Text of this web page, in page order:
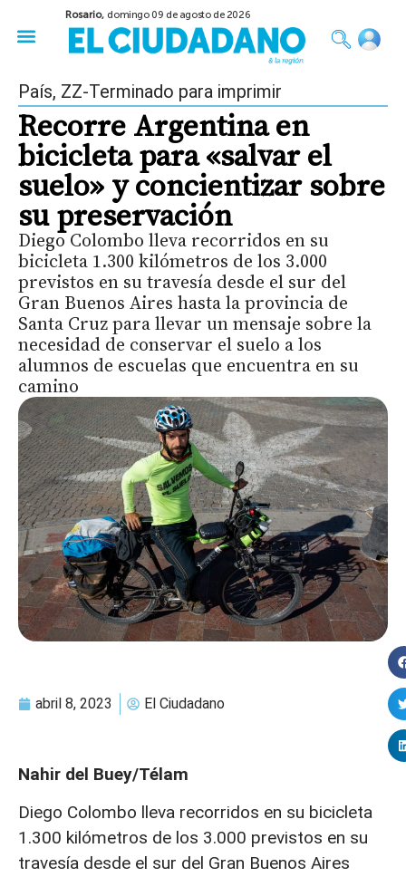
Rosario, domingo 09 de agosto de 2026
País, ZZ-Terminado para imprimir
Recorre Argentina en
bicicleta para «salvar el
suelo» y concientizar sobre
su preservación
Diego Colombo lleva recorridos en su
bicicleta 1.300 kilómetros de los 3.000
previstos en su travesía desde el sur del
Gran Buenos Aires hasta la provincia de
Santa Cruz para llevar un mensaje sobre la
necesidad de conservar el suelo a los
alumnos de escuelas que encuentra en su
camino
abril 8, 2023 El Ciudadano
Nahir del Buey/Télam
Diego Colombo lleva recorridos en su bicicleta
1.300 kilómetros de los 3.000 previstos en su
travesía desde el sur del Gran Buenos Aires